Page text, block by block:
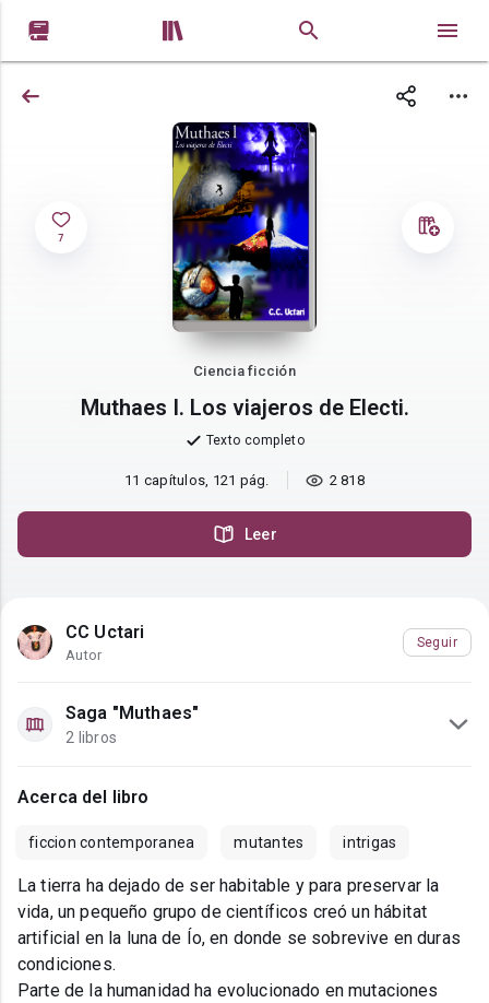
 
7
Ciencia ficción
Muthaes I. Los viajeros de Electi.
Texto completo
11 capítulos, 121 pág. 2 818
Leer
CC Uctari
Autor
Seguir
Saga "Muthaes"
2 libros
Acerca del libro
ficcion contemporanea mutantes intrigas
La tierra ha dejado de ser habitable y para preservar la
vida, un pequeño grupo de científicos creó un hábitat
artificial en la luna de Ío, en donde se sobrevive en duras
condiciones.
Parte de la humanidad ha evolucionado en mutaciones